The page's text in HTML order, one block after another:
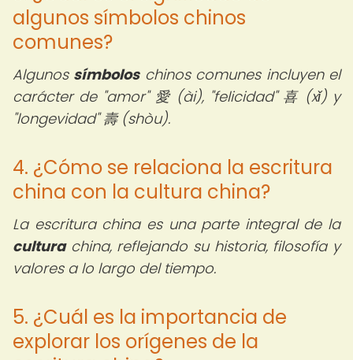
algunos símbolos chinos
comunes?
Algunos símboloschinos comunes incluyen el
carácter de "amor" 愛 (ài), "felicidad" 喜 (xǐ) y
"longevidad" 壽 (shòu).
4. ¿Cómo se relaciona la escritura
china con la cultura china?
La escritura china es una parte integral de la
culturachina, reflejando su historia, filosofía y
valores a lo largo del tiempo.
5. ¿Cuál es la importancia de
explorar los orígenes de la